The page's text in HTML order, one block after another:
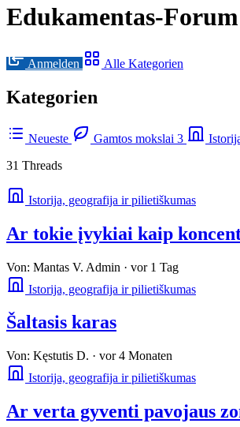
Edukamentas-Forum
Anmelden Alle Kategorien
Kategorien
Neueste Gamtos mokslai 3
31 Threads
Istorija, geografija ir pilietiškumas
Ar tokie įvykiai kaip
Von: Mantas V. Admin · vor 1 Tag
Istorija, geografija ir pilietiškumas
Šaltasis karas
Von: Kęstutis D. · vor 4 Monaten
Istorija, geografija ir pilietiškumas
Ar verta gyventi pavojaus